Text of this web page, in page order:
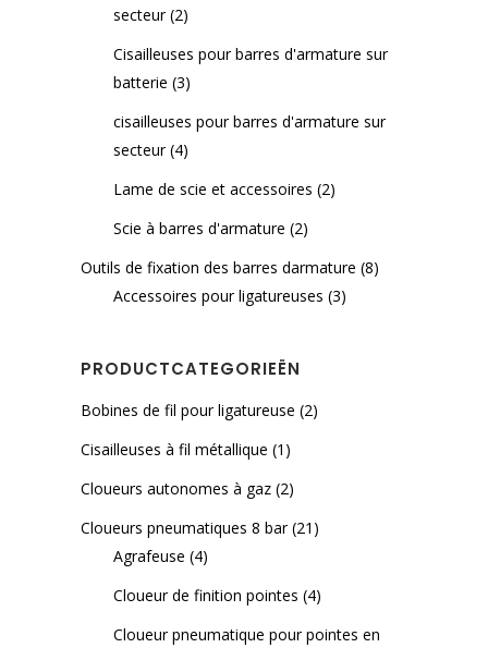
secteur (2)
Cisailleuses pour barres d'armature sur
batterie (3)
cisailleuses pour barres d'armature sur
secteur (4)
Lame de scie et accessoires (2)
Scie à barres d'armature (2)
Outils de fixation des barres darmature (8)
Accessoires pour ligatureuses (3)
PRODUCTCATEGORIEËN
Bobines de fil pour ligatureuse (2)
Cisailleuses à fil métallique (1)
Cloueurs autonomes à gaz (2)
Cloueurs pneumatiques 8 bar (21)
Agrafeuse (4)
Cloueur de finition pointes (4)
Cloueur pneumatique pour pointes en